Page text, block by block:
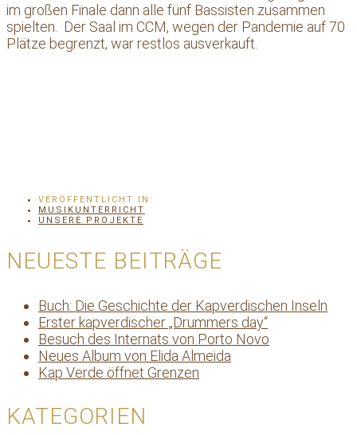
im großen Finale dann alle fünf Bassisten zusammen
spielten. Der Saal im CCM, wegen der Pandemie auf 70
Plätze begrenzt, war restlos ausverkauft.
VERÖFFENTLICHT IN:
MUSIKUNTERRICHT
UNSERE PROJEKTE
NEUESTE BEITRÄGE
Buch: Die Geschichte der Kapverdischen Inseln
Erster kapverdischer „Drummers day“
Besuch des Internats von Porto Novo
Neues Album von Elida Almeida
Kap Verde öffnet Grenzen
KATEGORIEN